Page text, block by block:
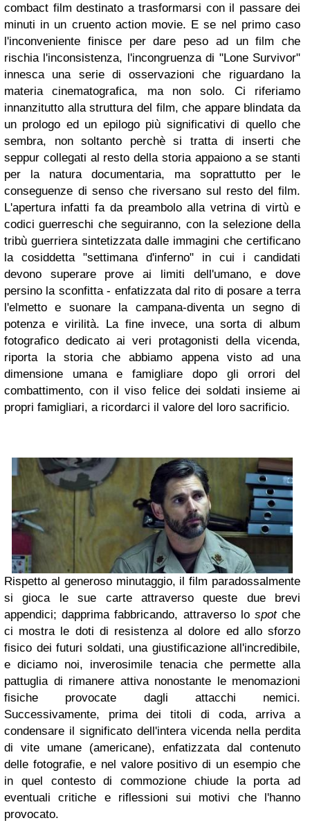
combact film destinato a trasformarsi con il passare dei
minuti in un cruento action movie. E se nel primo caso
l'inconveniente finisce per dare peso ad un film che
rischia l'inconsistenza, l'incongruenza di "Lone Survivor"
innesca una serie di osservazioni che riguardano la
materia cinematografica, ma non solo. Ci riferiamo
innanzitutto alla struttura del film, che appare blindata da
un prologo ed un epilogo più significativi di quello che
sembra, non soltanto perchè si tratta di inserti che
seppur collegati al resto della storia appaiono a se stanti
per la natura documentaria, ma soprattutto per le
conseguenze di senso che riversano sul resto del film.
L'apertura infatti fa da preambolo alla vetrina di virtù e
codici guerreschi che seguiranno, con la selezione della
tribù guerriera sintetizzata dalle immagini che certificano
la cosiddetta "settimana d'inferno" in cui i candidati
devono superare prove ai limiti dell'umano, e dove
persino la sconfitta - enfatizzata dal rito di posare a terra
l'elmetto e suonare la campana-diventa un segno di
potenza e virilità. La fine invece, una sorta di album
fotografico dedicato ai veri protagonisti della vicenda,
riporta la storia che abbiamo appena visto ad una
dimensione umana e famigliare dopo gli orrori del
combattimento, con il viso felice dei soldati insieme ai
propri famigliari, a ricordarci il valore del loro sacrificio.
Rispetto al generoso minutaggio, il film paradossalmente
si gioca le sue carte attraverso queste due brevi
appendici; dapprima fabbricando, attraverso lo spotche
ci mostra le doti di resistenza al dolore ed allo sforzo
fisico dei futuri soldati, una giustificazione all'incredibile,
e diciamo noi, inverosimile tenacia che permette alla
pattuglia di rimanere attiva nonostante le menomazioni
fisiche provocate dagli attacchi nemici.
Successivamente, prima dei titoli di coda, arriva a
condensare il significato dell'intera vicenda nella perdita
di vite umane (americane), enfatizzata dal contenuto
delle fotografie, e nel valore positivo di un esempio che
in quel contesto di commozione chiude la porta ad
eventuali critiche e riflessioni sui motivi che l'hanno
provocato.